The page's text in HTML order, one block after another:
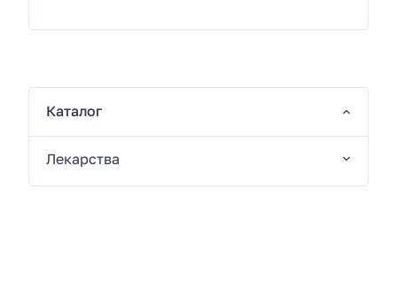
Каталог
Лекарства